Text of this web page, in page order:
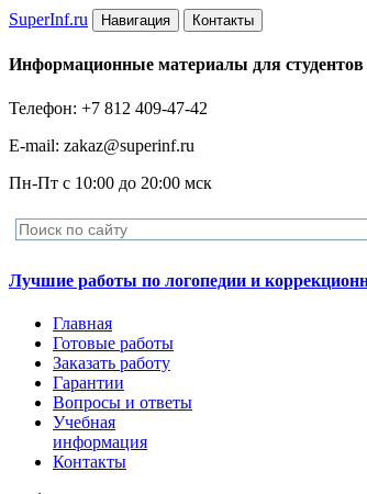
SuperInf.ru Навигация Контакты
Информационные материалы для студентов
Телефон: +7 812 409-47-42
E-mail: zakaz@superinf.ru
Пн-Пт с 10:00 до 20:00 мск
Лучшие работы по логопедии и
Главная
Готовые работы
Заказать работу
Гарантии
Вопросы и ответы
Учебная
информация
Контакты